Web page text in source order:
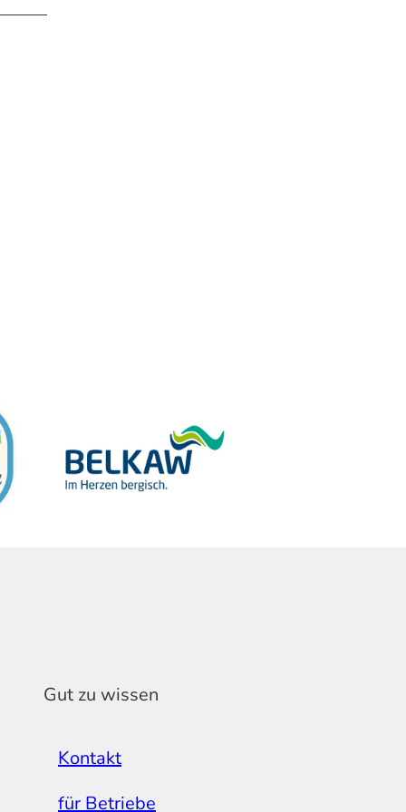
Gut zu wissen
Kontakt
für Betriebe